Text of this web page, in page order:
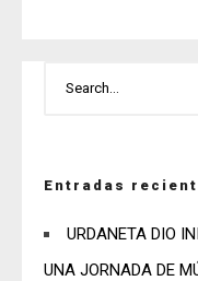
Entradas
URDANETA DIO
UNA JORNADA DE